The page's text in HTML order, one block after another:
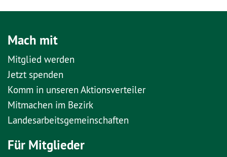
Mach mit
Mitglied werden
Jetzt spenden
Komm in unseren Aktionsverteiler
Mitmachen im Bezirk
Landesarbeitsgemeinschaften
Für Mitglieder